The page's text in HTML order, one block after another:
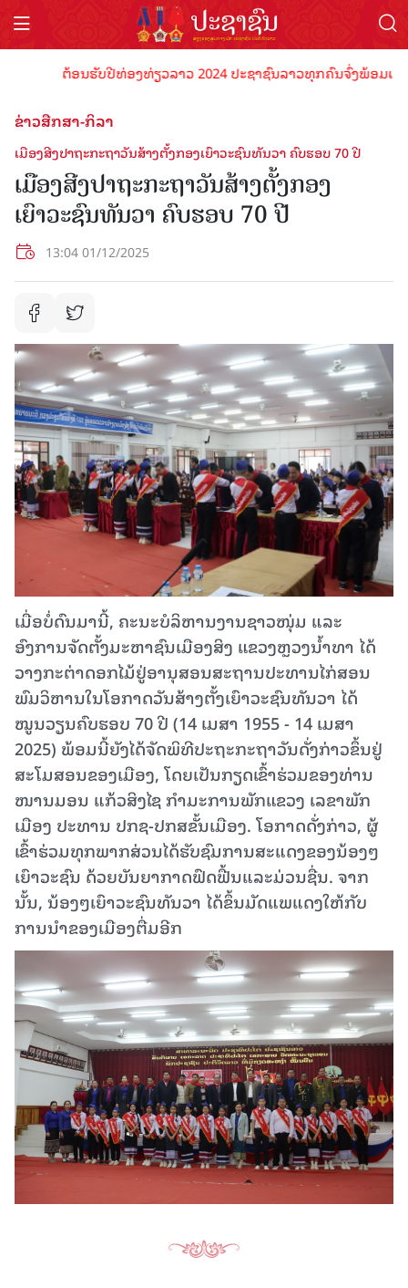
ຕ້ອນຮັບປີທ່ອງທ່ຽວລາວ 2024 ປະຊາຊົນລາວທຸກຄົນຈົ່ງພ້ອມເປັນ
ຂ່າວສືກສາ-ກິລາ
ເມືອງສີງປາຖະກະຖາວັນສ້າງຕັ້ງກອງເຍົາວະຊົນທັນວາ ຄົບຮອບ 70 ປີ
ເມືອງສີງປາຖະກະຖາວັນສ້າງຕັ້ງກອງ
ເຍົາວະຊົນທັນວາ ຄົບຮອບ 70 ປີ
13:04 01/12/2025
ເມື່ອບໍ່ດົນມານີ້, ຄະນະບໍລິຫານງານຊາວໜຸ່ມ ແລະ
ອົງການຈັດຕັ້ງມະຫາຊົນເມືອງສິງ ແຂວງຫຼວງນໍ້າທາ ໄດ້
ວາງກະຕ່າດອກໄມ້ຢູ່ອານຸສອນສະຖານປະທານໄກ່ສອນ
ພົມວິຫານໃນໂອກາດວັນສ້າງຕັ້ງເຍົາວະຊົນທັນວາ ໄດ້
ໝູນວຽນຄົບຮອບ 70 ປີ (14 ເມສາ 1955 - 14 ເມສາ
2025) ພ້ອມນີ້ຍັງໄດ້ຈັດພິທີປະຖະກະຖາວັນດັ່ງກ່າວຂຶ້ນຢູ່
ສະໂມສອນຂອງເມືອງ, ໂດຍເປັນກຽດເຂົ້າຮ່ວມຂອງທ່ານ
ໜານມອນ ແກ້ວສິງໄຊ ກຳມະການພັກແຂວງ ເລຂາພັກ
ເມືອງ ປະທານ ປກຊ-ປກສຂັ້ນເມືອງ. ໂອກາດດັ່ງກ່າວ, ຜູ້
ເຂົ້າຮ່ວມທຸກພາກສ່ວນໄດ້ຮັບຊົມການສະແດງຂອງນ້ອງໆ
ເຍົາວະຊົນ ດ້ວຍບັນຍາກາດຟົດຟື້ນແລະມ່ວນຊື່ນ. ຈາກ
ນັ້ນ, ນ້ອງໆເຍົາວະຊົນທັນວາ ໄດ້ຂຶ້ນມັດແພແດງໃຫ້ກັບ
ການນຳຂອງເມືອງຕື່ມອີກ